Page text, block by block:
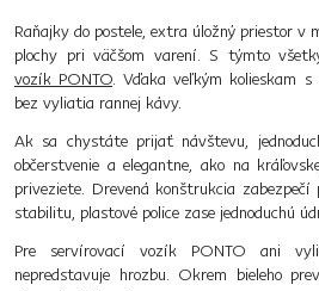
Raňajky do postele, extra úložný priestor v
plochy pri väčšom varení. S týmto
vozík PONTO. Vďaka veľkým kolieskam
bez vyliatia rannej kávy.
Ak sa chystáte prijať návštevu,
občerstvenie a elegantne, ako na
priveziete. Drevená konštrukcia
stabilitu, plastové police zase jednoduchú
Pre servírovací vozík PONTO ani
nepredstavuje hrozbu. Okrem bieleho